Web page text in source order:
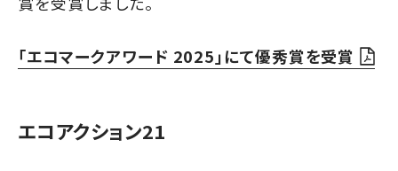
「エコマークアワード 2025」にて優秀賞を受賞
エコアクション21